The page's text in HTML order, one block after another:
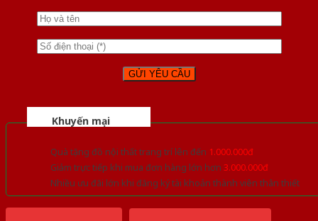
Khuyến mại
Quà tặng đồ nội thất trang trí lên đến 1.000.000đ
Giảm trực tiếp khi mua đơn hàng lớn hơn 3.000.000đ
Nhiều ưu đãi lớn khi đăng ký tài khoản thành viên thân thiết